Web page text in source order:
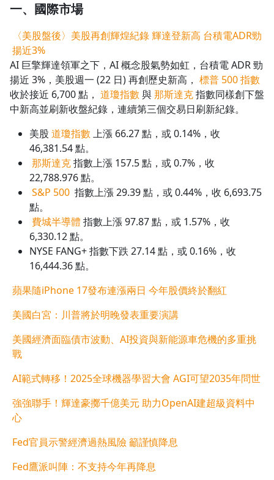
一、國際市場
〈美股盤後〉美股再創輝煌紀錄 輝達登新高 台積電ADR勁
揚近3%
AI 巨擎輝達領軍之下，AI 概念股氣勢如虹，台積電 ADR 勁
揚近 3%，美股週一 (22 日) 再創歷史新高， 標普 500 指數
收於接近 6,700 點， 道瓊指數 與那斯達克指數同樣創下盤
中新高並刷新收盤紀錄，連續第三個交易日刷新紀錄。
美股 道瓊指數 上漲 66.27 點，或 0.14%，收
46,381.54 點。
那斯達克指數上漲 157.5 點，或 0.7%，收
22,788.976 點。
S&P 500 指數上漲 29.39 點，或 0.44%，收 6,693.75
點。
費城半導體 指數上漲 97.87 點，或 1.57%，收
6,330.12 點。
NYSE FANG+ 指數下跌 27.14 點，或 0.16%，收
16,444.36 點。
蘋果隨iPhone 17發布連漲兩日 今年股價終於翻紅
美國白宮：川普將於明晚發表重要演講
美國經濟面臨債市波動、AI投資與新能源車危機的多重挑
戰
AI範式轉移！2025全球機器學習大會 AGI可望2035年問世
強強聯手！輝達豪擲千億美元 助力OpenAI建超級資料中
心
Fed官員示警經濟過熱風險 籲謹慎降息
Fed鷹派叫陣：不支持今年再降息